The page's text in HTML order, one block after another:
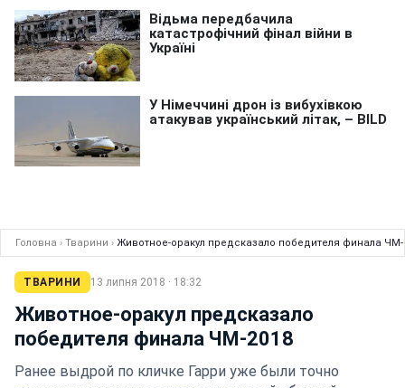
Головна › Тварини › Животное-оракул предсказало победителя финала ЧМ-
ТВАРИНИ 13 липня 2018 · 18:32
Животное-оракул предсказало
победителя финала ЧМ-2018
Ранее выдрой по кличке Гарри уже были точно